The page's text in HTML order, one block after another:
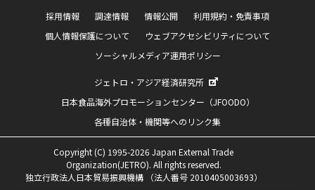
採用情報 調達情報 情報公開
利用規約・免責事項
個人情報保護について
ウェブアクセシビリティについて
ソーシャルメディア運用ポリシー
ジェトロ・アジア経済研究所
日本食品海外プロモーションセンター（JFOODO）
各種自治体・機関等へのリンク集
Copyright (C) 1995-2026 Japan External Trade
Organization(JETRO). All rights reserved.
独立行政法人日本貿易振興機構 （法人番号 2010405003693）